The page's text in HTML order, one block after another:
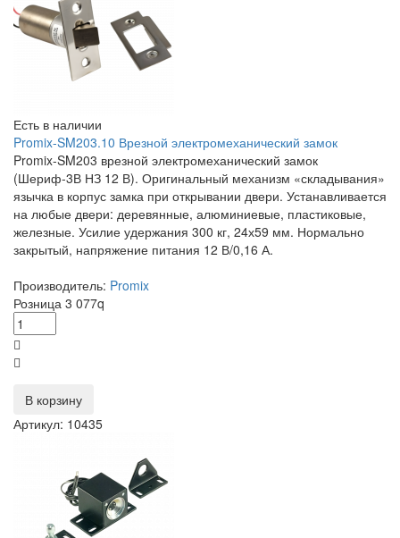
Есть в наличии
Promix-SM203.10 Врезной электромеханический замок
Promix-SM203 врезной электромеханический замок
(Шериф-3В НЗ 12 В). Оригинальный механизм «складывания»
язычка в корпус замка при открывании двери. Устанавливается
на любые двери: деревянные, алюминиевые, пластиковые,
железные. Усилие удержания 300 кг, 24х59 мм. Нормально
закрытый, напряжение питания 12 В/0,16 А.
Производитель: Promix
Розница 3 077q
В корзину
Артикул: 10435